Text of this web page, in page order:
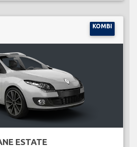
KOMBI
ESTATE